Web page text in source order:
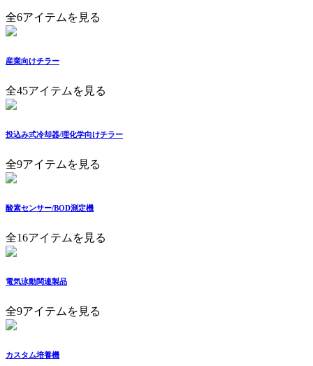
全6アイテムを見る
産業向けチラー
全45アイテムを見る
投込み式冷却器/理化学向けチラー
全9アイテムを見る
酸素センサー/BOD測定機
全16アイテムを見る
電気泳動関連製品
全9アイテムを見る
カスタム培養機